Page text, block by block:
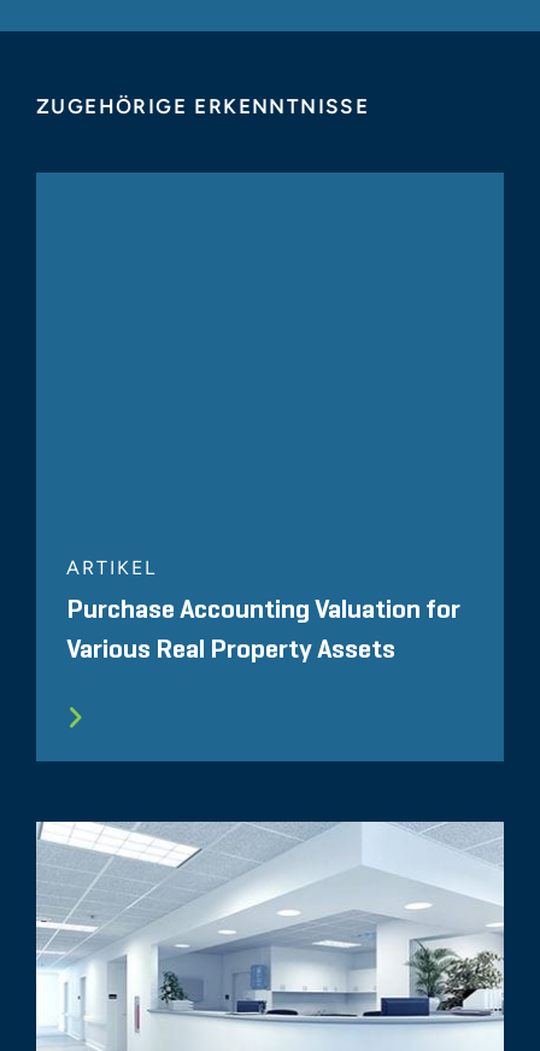
ZUGEHÖRIGE ERKENNTNISSE
ARTIKEL
Purchase Accounting Valuation for
Various Real Property Assets